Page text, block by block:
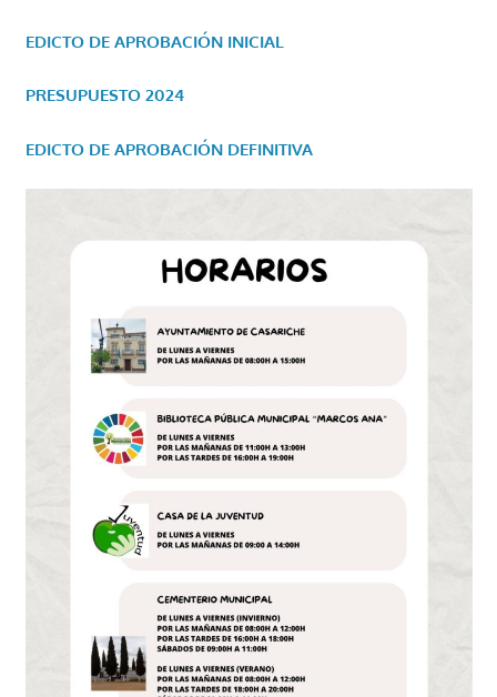
EDICTO DE APROBACIÓN INICIAL
PRESUPUESTO 2024
EDICTO DE APROBACIÓN DEFINITIVA